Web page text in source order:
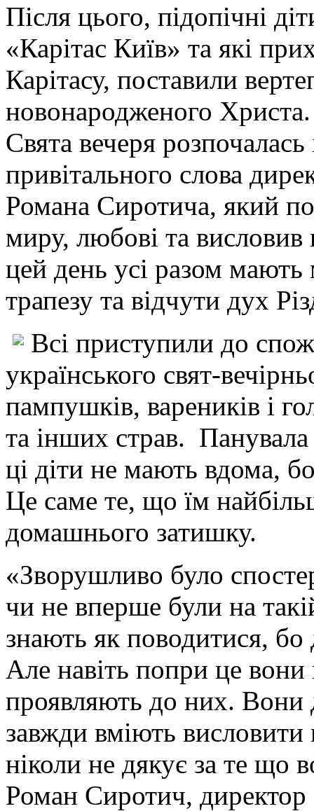
Після цього, підопічні
«Карітас Київ» та які
Карітасу, поставили
новонародженого Христа.
Свята вечеря розпочалась
привітального слова
Романа Сиротича, який
миру, любові та висловив
цей день усі разом мають
трапезу та відчути дух
Всі приступили до
українського свят-
пампушків, вареників і
та інших страв.
ці діти не мають вдома,
Це саме те, що їм
домашнього затишку.
«Зворушливо було
чи не вперше були на
знають як поводитися, бо
Але навіть попри це вони
проявляють до них. Вони
завжди вміють висловити
ніколи не дякує за те що
Роман Сиротич,